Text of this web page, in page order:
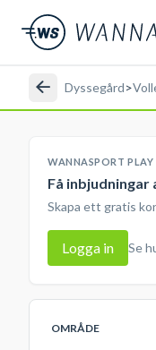
Dyssegård>
WANNASPORT PLAY
Få inbjudningar
Skapa ett gratis
Logga in Se
OMRÅDE